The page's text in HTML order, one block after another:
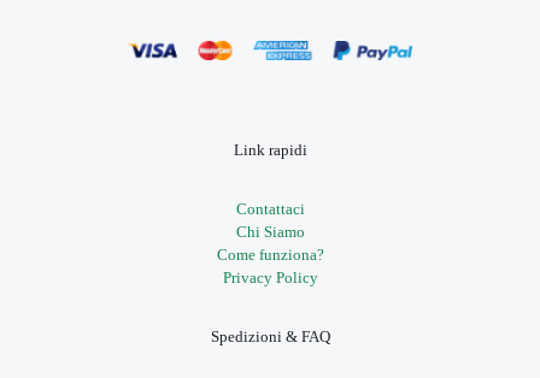
Link rapidi
Contattaci
Chi Siamo
Come funziona?
Privacy Policy
Spedizioni & FAQ